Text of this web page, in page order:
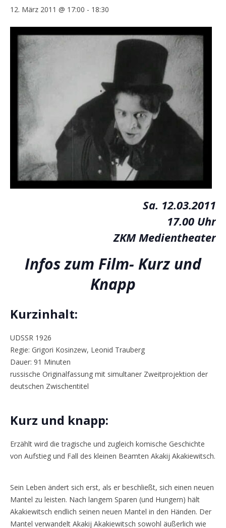
12. März 2011 @ 17:00 - 18:30
Sa. 12.03.2011
17.00 Uhr
ZKM Medientheater
Infos zum Film- Kurz und
Knapp
Kurzinhalt:
UDSSR 1926
Regie: Grigori Kosinzew, Leonid Trauberg
Dauer: 91 Minuten
russische Originalfassung mit simultaner Zweitprojektion der
deutschen Zwischentitel
Kurz und knapp:
Erzählt wird die tragische und zugleich komische Geschichte
von Aufstieg und Fall des kleinen Beamten Akakij Akakiewitsch.
Sein Leben ändert sich erst, als er beschließt, sich einen neuen
Mantel zu leisten. Nach langem Sparen (und Hungern) hält
Akakiewitsch endlich seinen neuen Mantel in den Händen. Der
Mantel verwandelt Akakij Akakiewitsch sowohl äußerlich wie